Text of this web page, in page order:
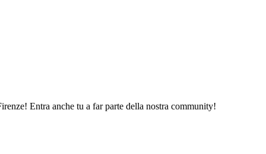
Entra anche tu a far parte della nostra community!